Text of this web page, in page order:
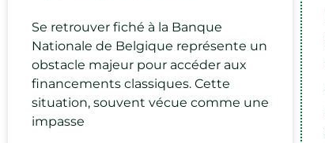
Se retrouver fiché à la Banque
Nationale de Belgique représente un
obstacle majeur pour accéder aux
financements classiques. Cette
situation, souvent vécue comme une
impasse